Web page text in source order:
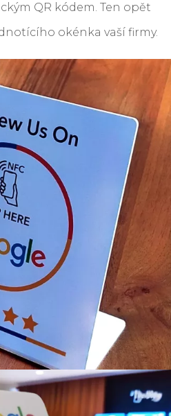
QR kódem. Ten opět
okénka vaší firmy.